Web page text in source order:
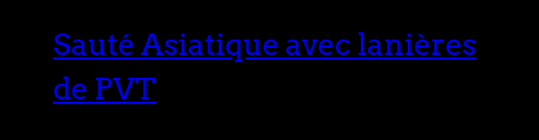
Sauté Asiatique avec lanières
de PVT